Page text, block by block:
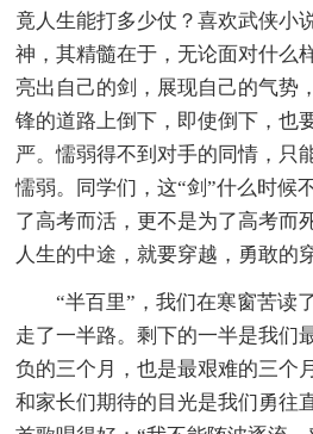
竟人生能打多少仗？喜欢武侠小
神，其精髓在于，无论面对什么
亮出自己的剑，展现自己的气势
锋的道路上倒下，即使倒下，也
严。懦弱得不到对手的同情，只
懦弱。同学们，这“剑”什么时候
了高考而活，更不是为了高考而
人生的中途，就要穿越，勇敢的
“半百里”，我们在寒窗苦读
走了一半路。剩下的一半是我们
负的三个月，也是最艰难的三个
和家长们期待的目光是我们勇往